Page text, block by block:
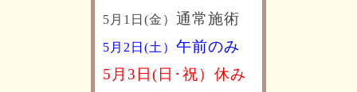
5月1日(金） 通常施術
5月2日(土） 午前のみ
5月3日(日･祝）休み